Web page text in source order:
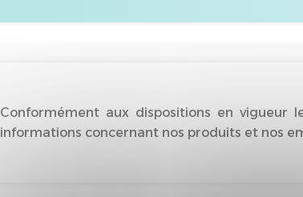
Conformément aux dispositions en
informations concernant nos produits et nos